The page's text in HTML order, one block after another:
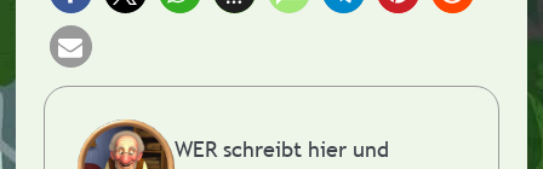
WER schreibt hier und